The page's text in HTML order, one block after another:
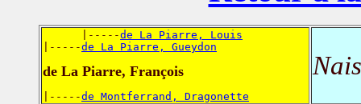
      |-----
de La Piarre, Louis
|-----de La Piarre, Gueydon
de La Piarre, François
|-----de Montferrand, Dragonette